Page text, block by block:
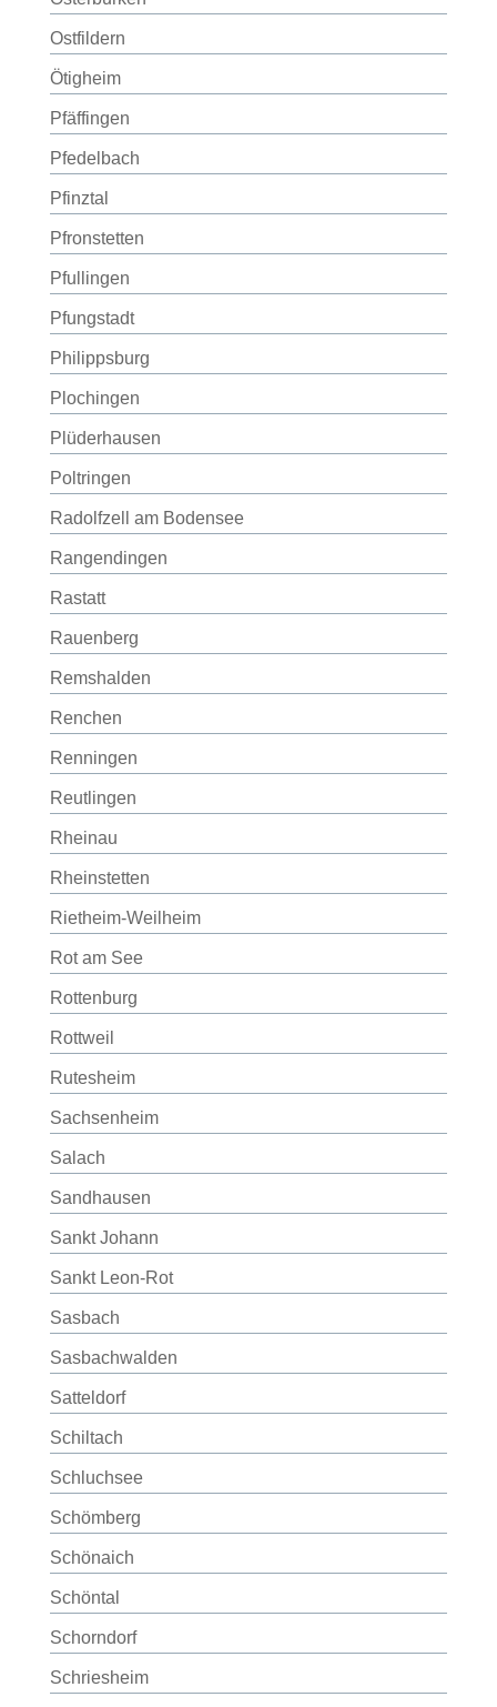
Ostfildern
Ötigheim
Pfäffingen
Pfedelbach
Pfinztal
Pfronstetten
Pfullingen
Pfungstadt
Philippsburg
Plochingen
Plüderhausen
Poltringen
Radolfzell am Bodensee
Rangendingen
Rastatt
Rauenberg
Remshalden
Renchen
Renningen
Reutlingen
Rheinau
Rheinstetten
Rietheim-Weilheim
Rot am See
Rottenburg
Rottweil
Rutesheim
Sachsenheim
Salach
Sandhausen
Sankt Johann
Sankt Leon-Rot
Sasbach
Sasbachwalden
Satteldorf
Schiltach
Schluchsee
Schömberg
Schönaich
Schöntal
Schorndorf
Schriesheim